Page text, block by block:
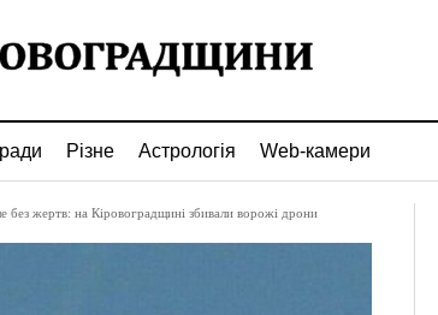
Різне Астрологія Web-камери
без жертв: на Кіровоградщині збивали ворожі дрони